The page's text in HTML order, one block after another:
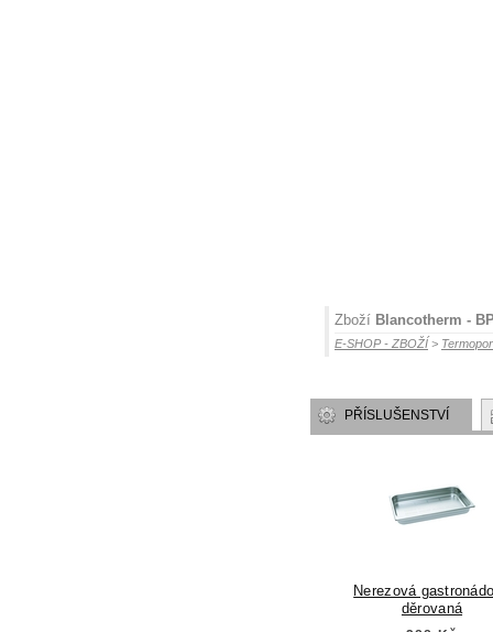
Zboží Blancotherm -
E-SHOP - ZBOŽÍ >
PŘÍSLUŠENSTVÍ
Nerezová
děrovaná